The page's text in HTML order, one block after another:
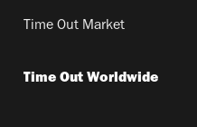
Time Out Market
Time Out Worldwide